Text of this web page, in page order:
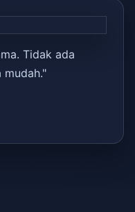
Tidak ada
mudah."